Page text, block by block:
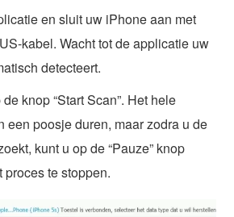
en sluit uw iPhone aan met
kabel. Wacht tot de applicatie uw
detecteert.
knop “Start Scan”. Het hele
een poosje duren, maar zodra u de
kunt u op de “Pauze” knop
proces te stoppen.